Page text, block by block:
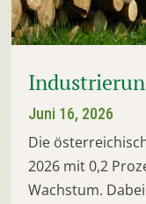
Juni 16, 2026
Die
2026 mit 0,2
Wachstum.